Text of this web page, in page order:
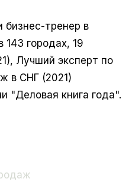
бизнес-тренер в
143 городах, 19
Лучший эксперт по
в СНГ (2021)
"Деловая книга года".